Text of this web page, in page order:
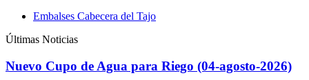
Embalses Cabecera del Tajo
Últimas Noticias
Nuevo Cupo de Agua para Riego (04-agosto-2026)